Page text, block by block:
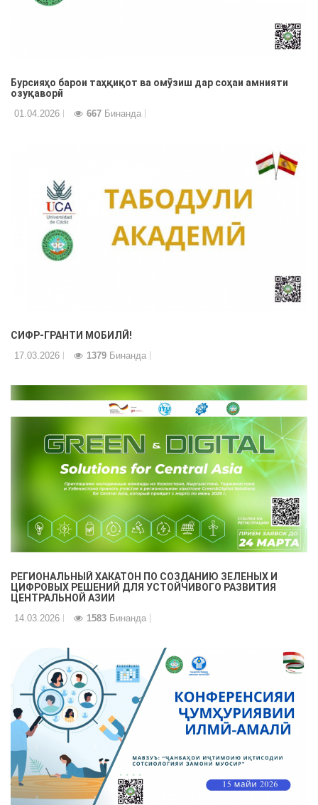
Бурсияҳо барои таҳқиқот ва омӯзиш дар соҳаи амнияти
озуқаворӣ
01.04.2026 667 Бинанда
CИФР-ГРАНТИ МОБИЛӢ!
17.03.2026 1379 Бинанда
РЕГИОНАЛЬНЫЙ ХАКАТОН ПО СОЗДАНИЮ ЗЕЛЕНЫХ И
ЦИФРОВЫХ РЕШЕНИЙ ДЛЯ УСТОЙЧИВОГО РАЗВИТИЯ
ЦЕНТРАЛЬНОЙ АЗИИ
14.03.2026 1583 Бинанда